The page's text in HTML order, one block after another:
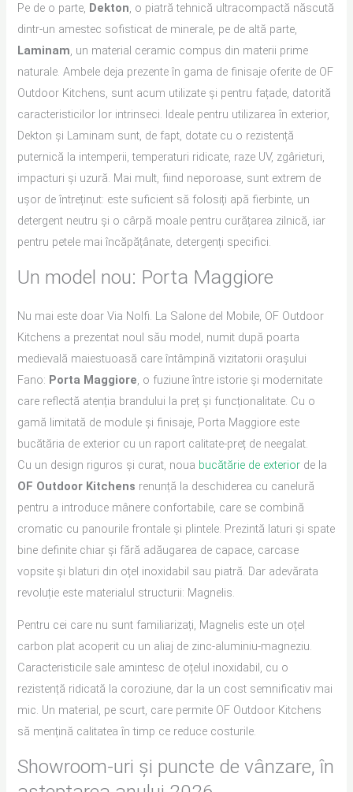
Pe de o parte, Dekton, o piatră tehnică ultracompactă născută
dintr-un amestec sofisticat de minerale, pe de altă parte,
Laminam, un material ceramic compus din materii prime
naturale. Ambele deja prezente în gama de finisaje oferite de OF
Outdoor Kitchens, sunt acum utilizate și pentru fațade, datorită
caracteristicilor lor intrinseci. Ideale pentru utilizarea în exterior,
Dekton și Laminam sunt, de fapt, dotate cu o rezistență
puternică la intemperii, temperaturi ridicate, raze UV, zgârieturi,
impacturi și uzură. Mai mult, fiind neporoase, sunt extrem de
ușor de întreținut: este suficient să folosiți apă fierbinte, un
detergent neutru și o cârpă moale pentru curățarea zilnică, iar
pentru petele mai încăpățânate, detergenți specifici.
Un model nou: Porta Maggiore
Nu mai este doar Via Nolfi. La Salone del Mobile, OF Outdoor
Kitchens a prezentat noul său model, numit după poarta
medievală maiestuoasă care întâmpină vizitatorii orașului
Fano: Porta Maggiore, o fuziune între istorie și modernitate
care reflectă atenția brandului la preț și funcționalitate. Cu o
gamă limitată de module și finisaje, Porta Maggiore este
bucătăria de exterior cu un raport calitate-preț de neegalat.
Cu un design riguros și curat, noua bucătărie de exterior de la
OF Outdoor Kitchens renunță la deschiderea cu canelură
pentru a introduce mânere confortabile, care se combină
cromatic cu panourile frontale și plintele. Prezintă laturi și spate
bine definite chiar și fără adăugarea de capace, carcase
vopsite și blaturi din oțel inoxidabil sau piatră. Dar adevărata
revoluție este materialul structurii: Magnelis.
Pentru cei care nu sunt familiarizați, Magnelis este un oțel
carbon plat acoperit cu un aliaj de zinc-aluminiu-magneziu.
Caracteristicile sale amintesc de oțelul inoxidabil, cu o
rezistență ridicată la coroziune, dar la un cost semnificativ mai
mic. Un material, pe scurt, care permite OF Outdoor Kitchens
să mențină calitatea în timp ce reduce costurile.
Showroom-uri și puncte de vânzare, în